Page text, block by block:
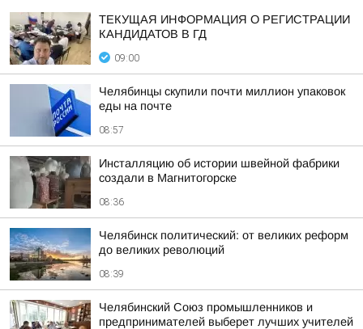
ТЕКУЩАЯ ИНФОРМАЦИЯ О РЕГИСТРАЦИИ
КАНДИДАТОВ В ГД
09:00
Челябинцы скупили почти миллион упаковок
еды на почте
08:57
Инсталляцию об истории швейной фабрики
создали в Магнитогорске
08:36
Челябинск политический: от великих реформ
до великих революций
08:39
Челябинский Союз промышленников и
предпринимателей выберет лучших учителей